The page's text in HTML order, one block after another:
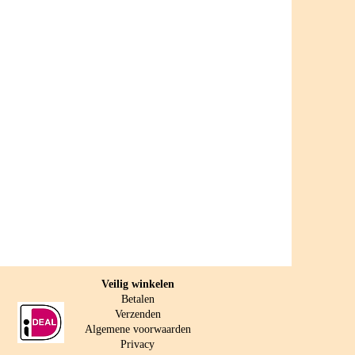
Veilig winkelen
Betalen
Verzenden
Algemene voorwaarden
Privacy